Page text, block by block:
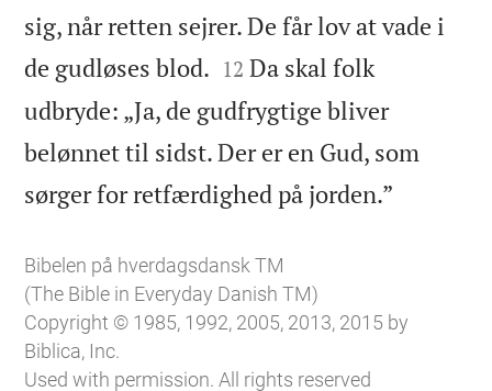
sig, når retten sejrer. De får lov at vade i
de gudløses blod. 

12 Da skal folk
udbryde: „Ja, de gudfrygtige bliver
belønnet til sidst. Der er en Gud, som
sørger for retfærdighed på jorden.”
Bibelen på hverdagsdansk TM
(The Bible in Everyday Danish TM)
Copyright © 1985, 1992, 2005, 2013, 2015 by
Biblica, Inc.
Used with permission. All rights reserved